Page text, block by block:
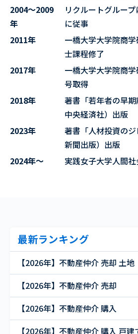
2004～2009
年
リクルートグルー
に従事
2011年
一橋大学大学院商
士課程修了
2017年
一橋大学大学院商
号取得
2018年
著書「若年者の早
中央経済社）出版
2023年
著書「人材投資の
新聞出版）出版
2024年～
実践女子大学人間
最新ランキング
【2026年】不動産仲介 売却 土地
【2026年】不動産仲介 売却
【2026年】不動産仲介 購入
【2026年】不動産仲介 購入 戸建